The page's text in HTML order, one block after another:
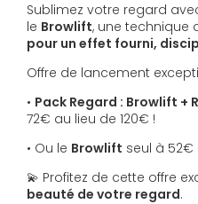
Sublimez votre regard
le Browlift, une technique
pour un effet fourni,
Offre de lancement
• Pack Regard : Browlift +
72€ au lieu de 120€ !
• Ou le Browlift seul à 52€
💫 Profitez de cette offre
beauté de votre regard.